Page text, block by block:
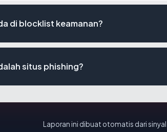
di blocklist keamanan?
situs phishing?
Laporan ini dibuat otomatis dari